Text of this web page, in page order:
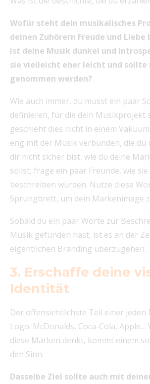
Wofür steht dein musikalisches
deinen Zuhörern Freude und Liebe
ist deine Musik dunkel und
sie vielleicht eher leicht und sollte
genommen werden?
Wie auch immer, du musst ein paar
definieren, für die dein Musikprojekt
geschieht dies nicht in einem
eng mit der Musik verbunden, die du
dir nicht sicher bist, wie du deine
sollst, frage ein paar Freunde, wie
beschreiben würden. Nutze diese
Sprungbrett, um dein Markenimage
Sobald du ein paar Worte zur
Musik gefunden hast, ist es an der
eigentlichen Branding überzugehen.
3. Erschaffe deine
Identität
Der offensichtlichste Teil einer
Logo. McDonalds, Coca-Cola, Apple…
diese Marken denkt, kommt einem
den Sinn.
Dasselbe Ziel sollte auch mit